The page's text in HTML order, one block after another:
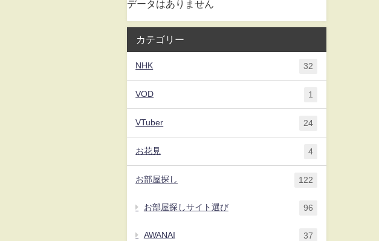
データはありません
カテゴリー
NHK 32
VOD 1
VTuber 24
お花見 4
お部屋探し 122
お部屋探しサイト選び 96
AWANAI 37